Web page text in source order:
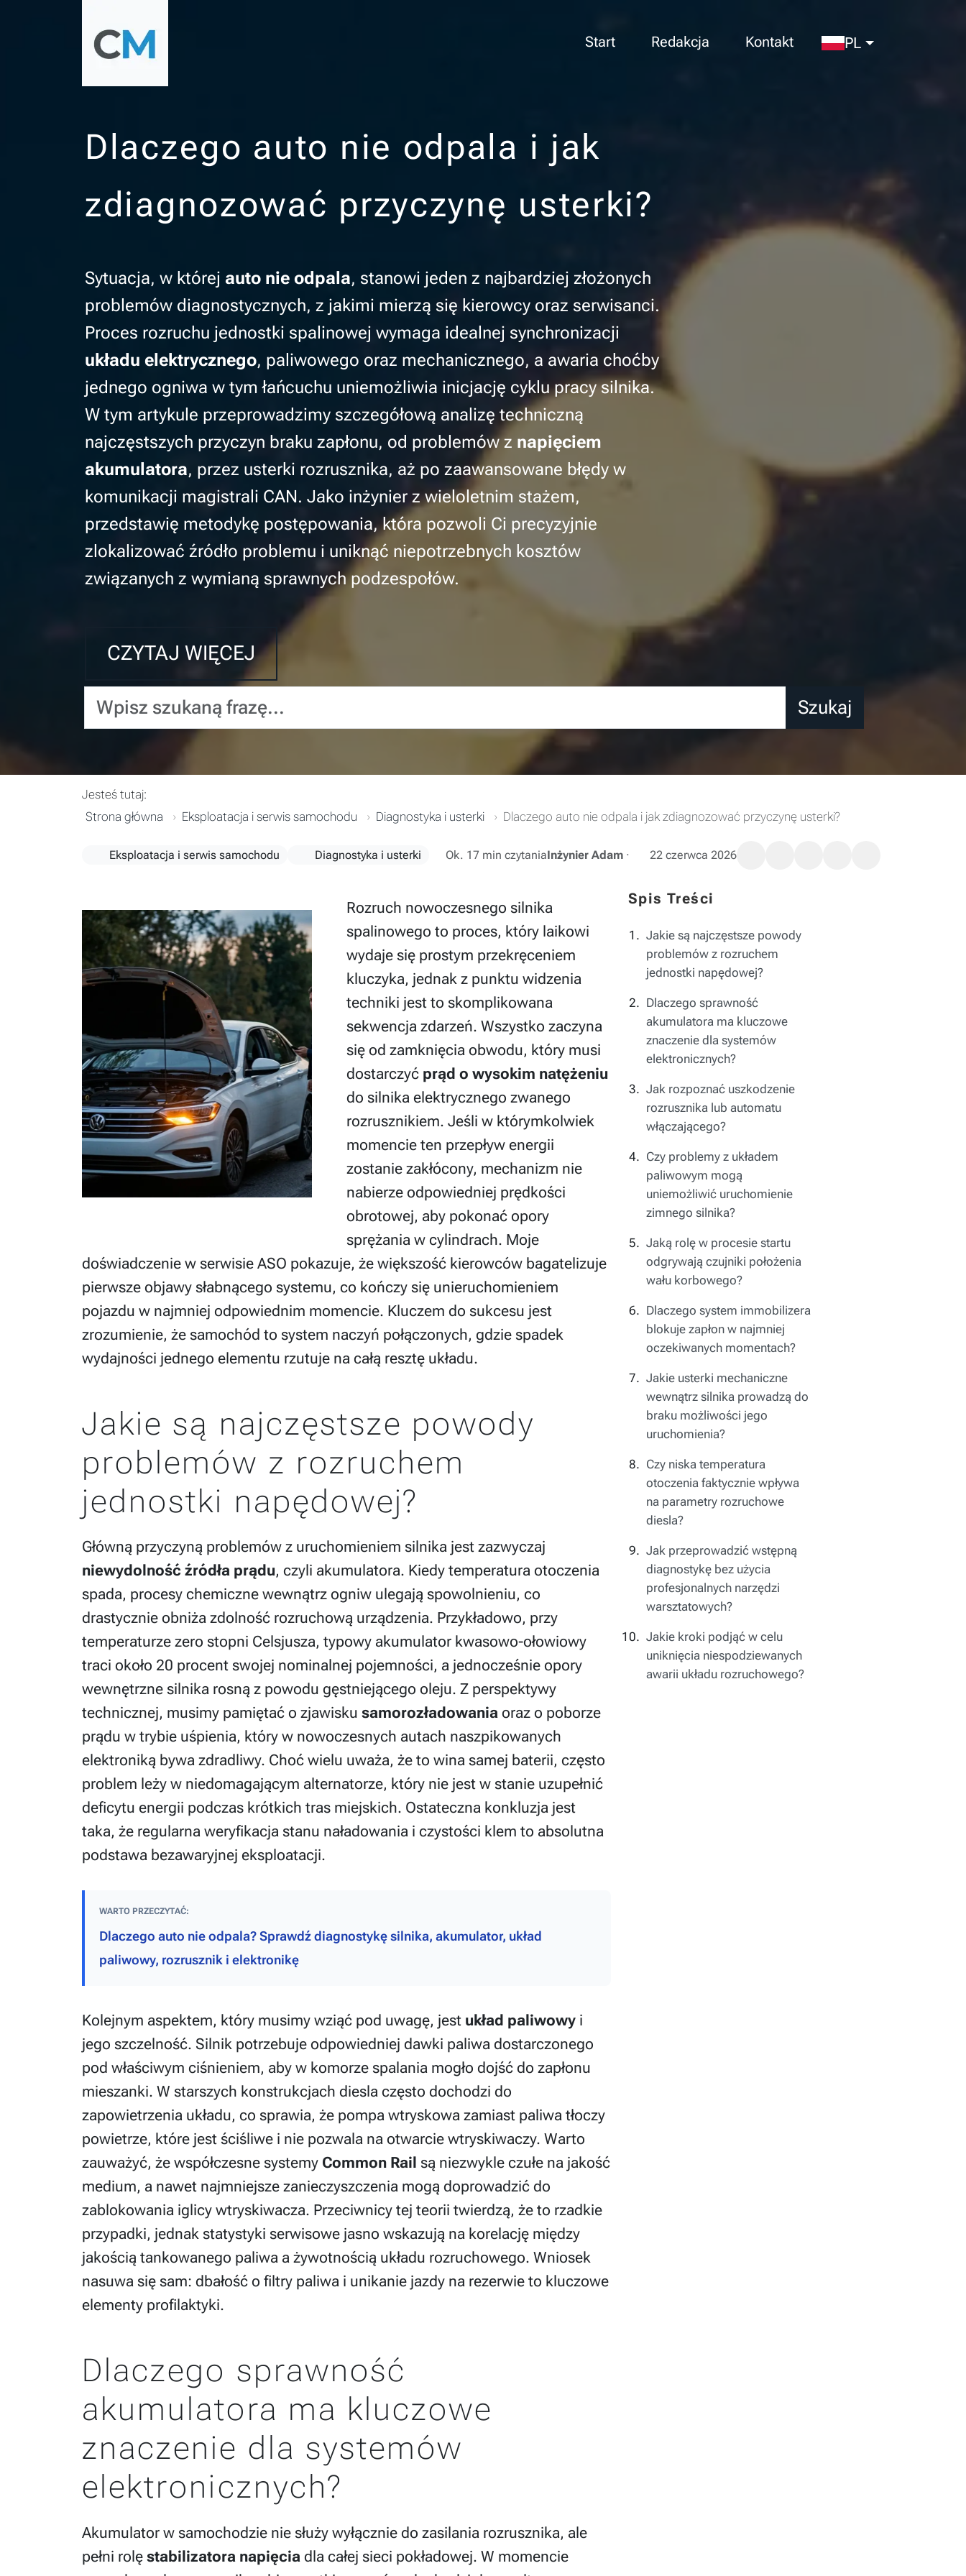
Start Redakcja Kontakt PL
Dlaczego auto nie odpala i jak
zdiagnozować przyczynę usterki?
Sytuacja, w której auto nie odpala, stanowi jeden z najbardziej złożonych
problemów diagnostycznych, z jakimi mierzą się kierowcy oraz serwisanci.
Proces rozruchu jednostki spalinowej wymaga idealnej synchronizacji
układu elektrycznego, paliwowego oraz mechanicznego, a awaria choćby
jednego ogniwa w tym łańcuchu uniemożliwia inicjację cyklu pracy silnika.
W tym artykule przeprowadzimy szczegółową analizę techniczną
najczęstszych przyczyn braku zapłonu, od problemów z napięciem
akumulatora, przez usterki rozrusznika, aż po zaawansowane błędy w
komunikacji magistrali CAN. Jako inżynier z wieloletnim stażem,
przedstawię metodykę postępowania, która pozwoli Ci precyzyjnie
zlokalizować źródło problemu i uniknąć niepotrzebnych kosztów
związanych z wymianą sprawnych podzespołów.
CZYTAJ WIĘCEJ
Wpisz szukaną frazę... Szukaj
Jesteś tutaj:
Strona główna
Eksploatacja i serwis samochodu Diagnostyka i usterki Dlaczego auto nie odpala i jak zdiagnozować przyczynę usterki?
Eksploatacja i serwis samochodu Diagnostyka i usterki Ok. 17 min czytaniaInżynier Adam · 22 czerwca 2026
Spis Treści
Jakie są najczęstsze powody
problemów z rozruchem
jednostki napędowej?
Dlaczego sprawność
akumulatora ma kluczowe
znaczenie dla systemów
elektronicznych?
Jak rozpoznać uszkodzenie
rozrusznika lub automatu
włączającego?
Czy problemy z układem
paliwowym mogą
uniemożliwić uruchomienie
zimnego silnika?
Jaką rolę w procesie startu
odgrywają czujniki położenia
wału korbowego?
Dlaczego system immobilizera
blokuje zapłon w najmniej
oczekiwanych momentach?
Jakie usterki mechaniczne
wewnątrz silnika prowadzą do
braku możliwości jego
uruchomienia?
Czy niska temperatura
otoczenia faktycznie wpływa
na parametry rozruchowe
diesla?
Jak przeprowadzić wstępną
diagnostykę bez użycia
profesjonalnych narzędzi
warsztatowych?
Jakie kroki podjąć w celu
uniknięcia niespodziewanych
awarii układu rozruchowego?
Rozruch nowoczesnego silnika
spalinowego to proces, który laikowi
wydaje się prostym przekręceniem
kluczyka, jednak z punktu widzenia
techniki jest to skomplikowana
sekwencja zdarzeń. Wszystko zaczyna
się od zamknięcia obwodu, który musi
dostarczyć prąd o wysokim natężeniu
do silnika elektrycznego zwanego
rozrusznikiem. Jeśli w którymkolwiek
momencie ten przepływ energii
zostanie zakłócony, mechanizm nie
nabierze odpowiedniej prędkości
obrotowej, aby pokonać opory
sprężania w cylindrach. Moje
doświadczenie w serwisie ASO pokazuje, że większość kierowców bagatelizuje
pierwsze objawy słabnącego systemu, co kończy się unieruchomieniem
pojazdu w najmniej odpowiednim momencie. Kluczem do sukcesu jest
zrozumienie, że samochód to system naczyń połączonych, gdzie spadek
wydajności jednego elementu rzutuje na całą resztę układu.
Jakie są najczęstsze powody
problemów z rozruchem
jednostki napędowej?
Główną przyczyną problemów z uruchomieniem silnika jest zazwyczaj
niewydolność źródła prądu, czyli akumulatora. Kiedy temperatura otoczenia
spada, procesy chemiczne wewnątrz ogniw ulegają spowolnieniu, co
drastycznie obniża zdolność rozruchową urządzenia. Przykładowo, przy
temperaturze zero stopni Celsjusza, typowy akumulator kwasowo-ołowiowy
traci około 20 procent swojej nominalnej pojemności, a jednocześnie opory
wewnętrzne silnika rosną z powodu gęstniejącego oleju. Z perspektywy
technicznej, musimy pamiętać o zjawisku samorozładowania oraz o poborze
prądu w trybie uśpienia, który w nowoczesnych autach naszpikowanych
elektroniką bywa zdradliwy. Choć wielu uważa, że to wina samej baterii, często
problem leży w niedomagającym alternatorze, który nie jest w stanie uzupełnić
deficytu energii podczas krótkich tras miejskich. Ostateczna konkluzja jest
taka, że regularna weryfikacja stanu naładowania i czystości klem to absolutna
podstawa bezawaryjnej eksploatacji.
WARTO PRZECZYTAĆ:
Dlaczego auto nie odpala? Sprawdź diagnostykę silnika, akumulator, układ
paliwowy, rozrusznik i elektronikę
Kolejnym aspektem, który musimy wziąć pod uwagę, jest układ paliwowy i
jego szczelność. Silnik potrzebuje odpowiedniej dawki paliwa dostarczonego
pod właściwym ciśnieniem, aby w komorze spalania mogło dojść do zapłonu
mieszanki. W starszych konstrukcjach diesla często dochodzi do
zapowietrzenia układu, co sprawia, że pompa wtryskowa zamiast paliwa tłoczy
powietrze, które jest ściśliwe i nie pozwala na otwarcie wtryskiwaczy. Warto
zauważyć, że współczesne systemy Common Rail są niezwykle czułe na jakość
medium, a nawet najmniejsze zanieczyszczenia mogą doprowadzić do
zablokowania iglicy wtryskiwacza. Przeciwnicy tej teorii twierdzą, że to rzadkie
przypadki, jednak statystyki serwisowe jasno wskazują na korelację między
jakością tankowanego paliwa a żywotnością układu rozruchowego. Wniosek
nasuwa się sam: dbałość o filtry paliwa i unikanie jazdy na rezerwie to kluczowe
elementy profilaktyki.
Dlaczego sprawność
akumulatora ma kluczowe
znaczenie dla systemów
elektronicznych?
Akumulator w samochodzie nie służy wyłącznie do zasilania rozrusznika, ale
pełni rolę stabilizatora napięcia dla całej sieci pokładowej. W momencie